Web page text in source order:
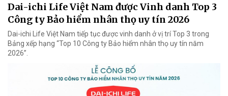
Dai-ichi Life Việt Nam được Vinh danh Top 3
Công ty Bảo hiểm nhân thọ uy tín 2026
Dai-ichi Life Việt Nam tiếp tục được vinh danh ở vị trí Top 3 trong
Bảng xếp hạng “Top 10 Công ty Bảo hiểm nhân thọ uy tín năm
2026”.